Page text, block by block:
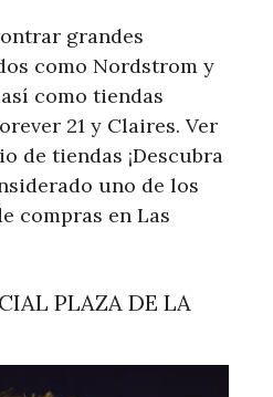
grandes
como Nordstrom y
como tiendas
21 y Claires. Ver
de tiendas ¡Descubra
uno de los
compras en Las
PLAZA DE LA